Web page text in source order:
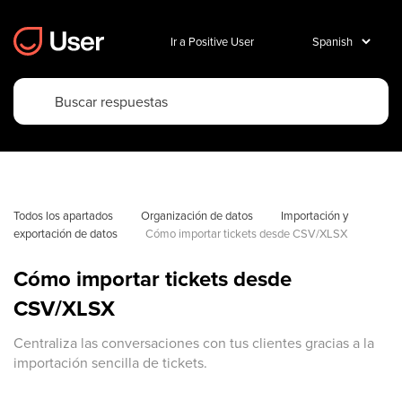
Ir a Positive User
Todos los apartados Organización de datos
Importación y
exportación de datos
Cómo importar tickets desde CSV/XLSX
Cómo importar tickets desde
CSV/XLSX
Centraliza las conversaciones con tus clientes gracias a la
importación sencilla de tickets.